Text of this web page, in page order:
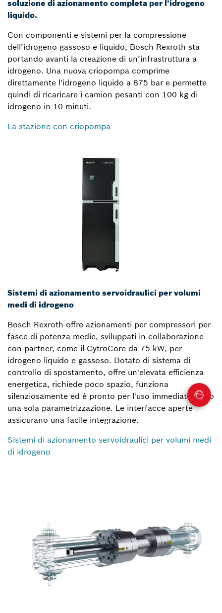
soluzione di azionamento completa per l'idrogeno
liquido.
Con componenti e sistemi per la compressione
dell’idrogeno gassoso e liquido, Bosch Rexroth sta
portando avanti la creazione di un’infrastruttura a
idrogeno. Una nuova criopompa comprime
direttamente l'idrogeno liquido a 875 bar e permette
quindi di ricaricare i camion pesanti con 100 kg di
idrogeno in 10 minuti.
La stazione con criopompa
Sistemi di azionamento servoidraulici per volumi
medi di idrogeno
Bosch Rexroth offre azionamenti per compressori per
fasce di potenza medie, sviluppati in collaborazione
con partner, come il CytroCore da 75 kW, per
idrogeno liquido e gassoso. Dotato di sistema di
controllo di spostamento, offre un'elevata efficienza
energetica, richiede poco spazio, funziona
silenziosamente ed è pronto per l'uso immediato dopo
una sola parametrizzazione. Le interfacce aperte
assicurano una facile integrazione.
Sistemi di azionamento servoidraulici per volumi medi
di idrogeno